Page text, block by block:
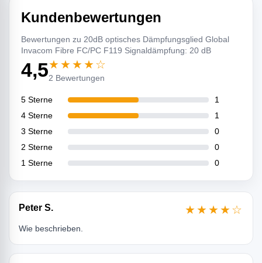
Kundenbewertungen
Bewertungen zu 20dB optisches Dämpfungsglied Global
Invacom Fibre FC/PC F119 Signaldämpfung: 20 dB
4,5★★★★☆
2 Bewertungen
5 Sterne
1
4 Sterne
1
3 Sterne
0
2 Sterne
0
1 Sterne
0
Peter S. ★★★★☆
Wie beschrieben.